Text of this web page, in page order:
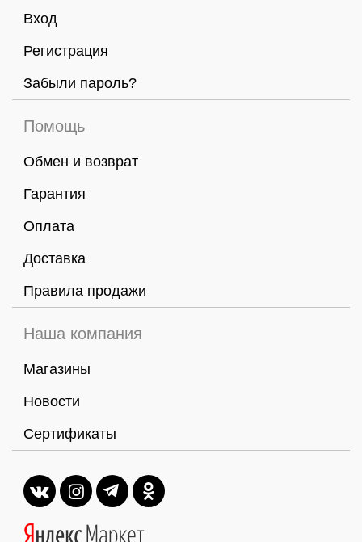
Вход
Регистрация
Забыли пароль?
Помощь
Обмен и возврат
Гарантия
Оплата
Доставка
Правила продажи
Наша компания
Магазины
Новости
Сертификаты